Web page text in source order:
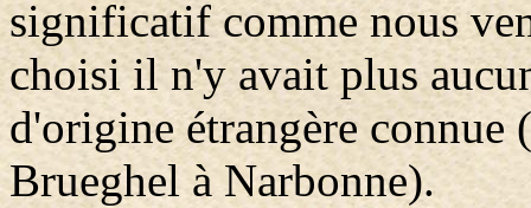
significatif comme nous
choisi il n'y avait plus
d'origine étrangère connue
Brueghel à Narbonne).